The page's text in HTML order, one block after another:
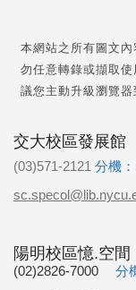
本網站之所有圖文
勿任意轉錄或擷取
議您主動升級瀏覽器
交大校區發展館
(03)571-2121 分機：
陽明校區憶.空間
(02)2826-7000 分